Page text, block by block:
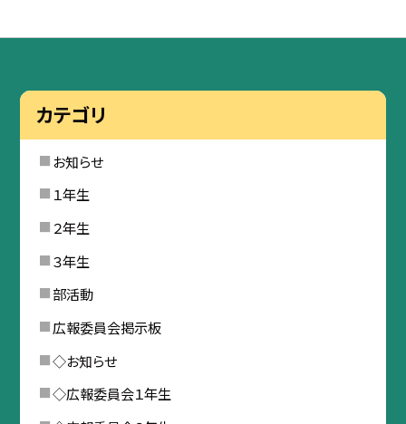
カテゴリ
お知らせ
１年生
２年生
３年生
部活動
広報委員会掲示板
◇お知らせ
◇広報委員会１年生